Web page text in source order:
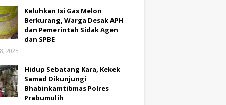
Keluhkan Isi Gas Melon
Berkurang, Warga Desak APH
dan Pemerintah Sidak Agen
dan SPBE
2025
Hidup Sebatang Kara, Kekek
Samad Dikunjungi
Bhabinkamtibmas Polres
Prabumulih